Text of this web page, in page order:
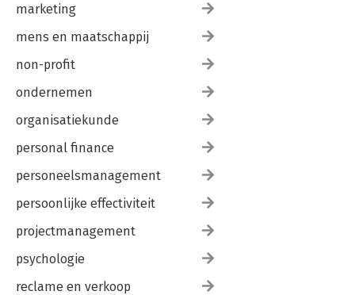
marketing
mens en maatschappij
non-profit
ondernemen
organisatiekunde
personal finance
personeelsmanagement
persoonlijke effectiviteit
projectmanagement
psychologie
reclame en verkoop